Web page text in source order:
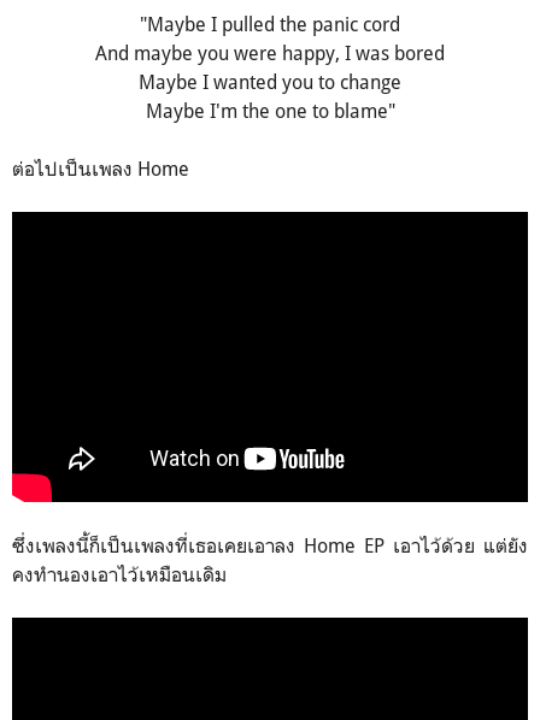
"Maybe I pulled the panic cord
And maybe you were happy, I was bored
Maybe I wanted you to change
Maybe I'm the one to blame"
ต่อไปเป็นเพลง Home
ซึ่งเพลงนี้ก็เป็นเพลงที่เธอเคยเอาลง Home EP เอาไว้ด้วย แต่ยัง
คงทำนองเอาไว้เหมือนเดิม